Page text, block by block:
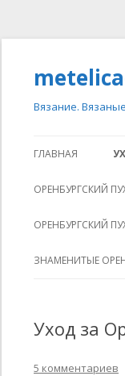
Вязание.
ГЛАВНАЯ
ОРЕНБУРГСКИЙ
ОРЕНБУРГСКИЙ
ЗНАМЕНИТЫЕ
Уход за
5 комментариев